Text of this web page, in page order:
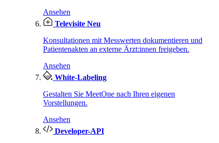
Ansehen
Televisite Neu
Konsultationen mit Messwerten dokumentieren und
Patientenakten an externe Ärzt:innen freigeben.
Ansehen
White-Labeling
Gestalten Sie MeetOne nach Ihren eigenen
Vorstellungen.
Ansehen
Developer-API